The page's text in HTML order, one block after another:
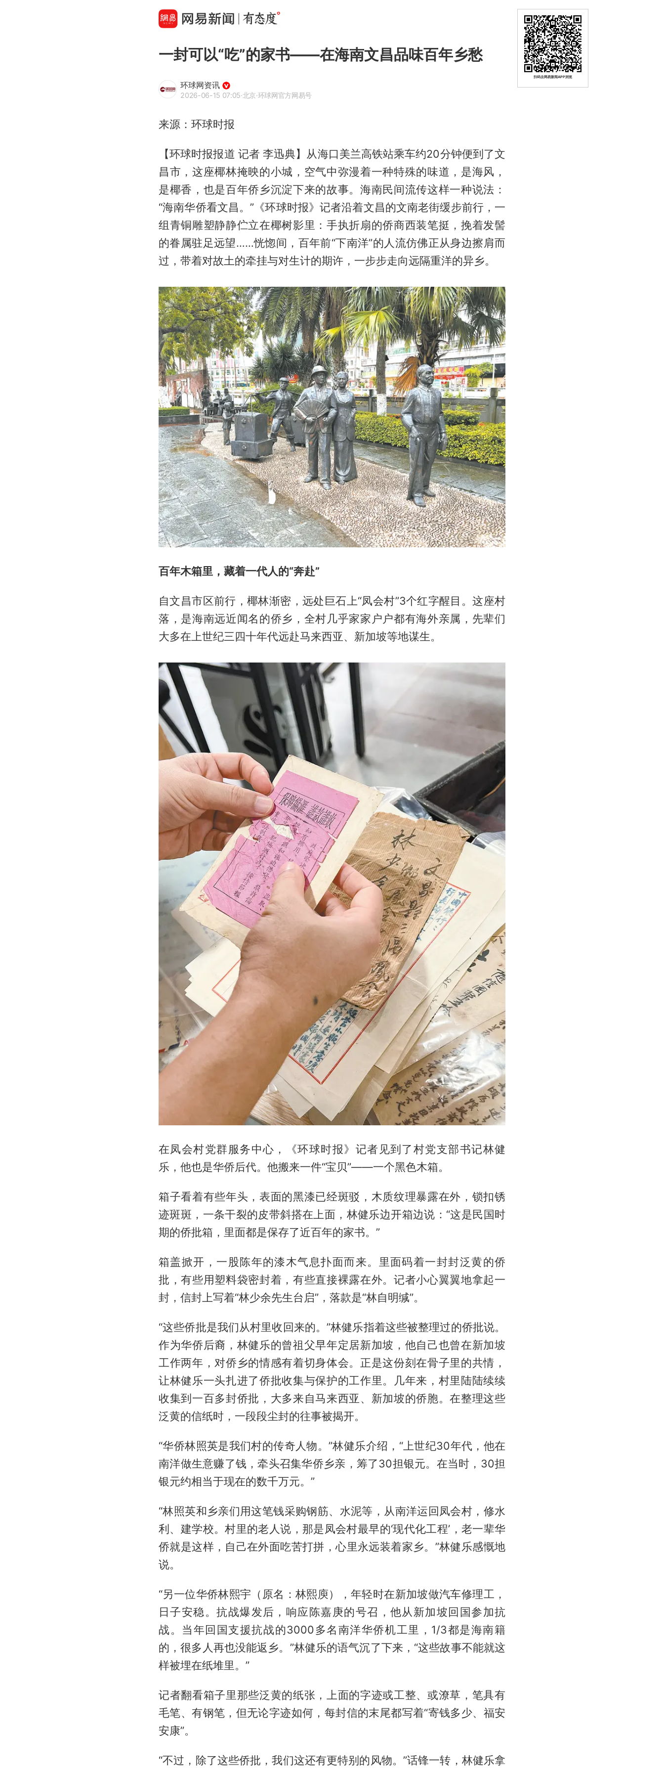
一封可以“吃”的家书——在海南文昌品味百年乡愁
环球网资讯
2026-06-15 07:05·北京·环球网官方网易号
来源：环球时报
【环球时报报道 记者 李迅典】从海口美兰高铁站乘车约20分钟便到了文
昌市，这座椰林掩映的小城，空气中弥漫着一种特殊的味道，是海风，
是椰香，也是百年侨乡沉淀下来的故事。海南民间流传这样一种说法：
“海南华侨看文昌。”《环球时报》记者沿着文昌的文南老街缓步前行，一
组青铜雕塑静静伫立在椰树影里：手执折扇的侨商西装笔挺，挽着发髻
的眷属驻足远望……恍惚间，百年前“下南洋”的人流仿佛正从身边擦肩而
过，带着对故土的牵挂与对生计的期许，一步步走向远隔重洋的异乡。
百年木箱里，藏着一代人的“奔赴”
自文昌市区前行，椰林渐密，远处巨石上“凤会村”3个红字醒目。这座村
落，是海南远近闻名的侨乡，全村几乎家家户户都有海外亲属，先辈们
大多在上世纪三四十年代远赴马来西亚、新加坡等地谋生。
在凤会村党群服务中心，《环球时报》记者见到了村党支部书记林健
乐，他也是华侨后代。他搬来一件“宝贝”——一个黑色木箱。
箱子看着有些年头，表面的黑漆已经斑驳，木质纹理暴露在外，锁扣锈
迹斑斑，一条干裂的皮带斜搭在上面，林健乐边开箱边说：“这是民国时
期的侨批箱，里面都是保存了近百年的家书。”
箱盖掀开，一股陈年的漆木气息扑面而来。里面码着一封封泛黄的侨
批，有些用塑料袋密封着，有些直接裸露在外。记者小心翼翼地拿起一
封，信封上写着“林少余先生台启”，落款是“林自明缄”。
“这些侨批是我们从村里收回来的。”林健乐指着这些被整理过的侨批说。
作为华侨后裔，林健乐的曾祖父早年定居新加坡，他自己也曾在新加坡
工作两年，对侨乡的情感有着切身体会。正是这份刻在骨子里的共情，
让林健乐一头扎进了侨批收集与保护的工作里。几年来，村里陆陆续续
收集到一百多封侨批，大多来自马来西亚、新加坡的侨胞。在整理这些
泛黄的信纸时，一段段尘封的往事被揭开。
“华侨林照英是我们村的传奇人物。”林健乐介绍，“上世纪30年代，他在
南洋做生意赚了钱，牵头召集华侨乡亲，筹了30担银元。在当时，30担
银元约相当于现在的数千万元。”
“林照英和乡亲们用这笔钱采购钢筋、水泥等，从南洋运回凤会村，修水
利、建学校。村里的老人说，那是凤会村最早的‘现代化工程’，老一辈华
侨就是这样，自己在外面吃苦打拼，心里永远装着家乡。”林健乐感慨地
说。
“另一位华侨林熙宇（原名：林熙庾），年轻时在新加坡做汽车修理工，
日子安稳。抗战爆发后，响应陈嘉庚的号召，他从新加坡回国参加抗
战。当年回国支援抗战的3000多名南洋华侨机工里，1/3都是海南籍
的，很多人再也没能返乡。”林健乐的语气沉了下来，“这些故事不能就这
样被埋在纸堆里。”
记者翻看箱子里那些泛黄的纸张，上面的字迹或工整、或潦草，笔具有
毛笔、有钢笔，但无论字迹如何，每封信的末尾都写着“寄钱多少、福安
安康”。
“不过，除了这些侨批，我们这还有更特别的风物。”话锋一转，林健乐拿
扫码去网易新闻APP浏览